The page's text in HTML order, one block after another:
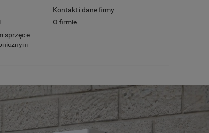
sprzęcie
Kontakt i dane firmy
O firmie